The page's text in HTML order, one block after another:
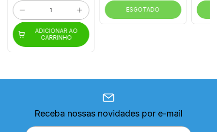
ADICIONAR AO
CARRINHO
ESGOTADO
Receba nossas novidades por e-mail